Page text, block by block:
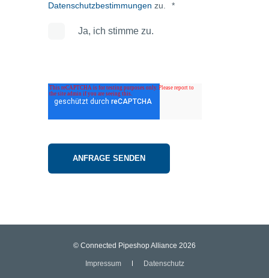
Datenschutzbestimmungen zu. *
Ja, ich stimme zu.
©️ Connected Pipeshop Alliance 2026
Impressum Datenschutz